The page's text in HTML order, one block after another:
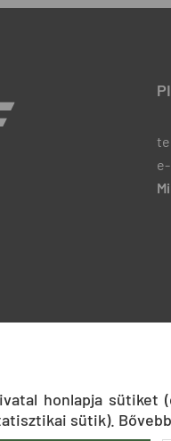
honlapja
sütik).